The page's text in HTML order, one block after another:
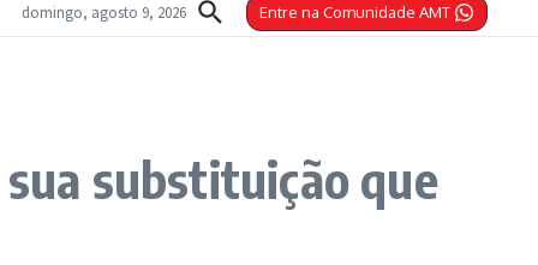
domingo, agosto 9, 2026 Entre na Comunidade AMT
substituição que